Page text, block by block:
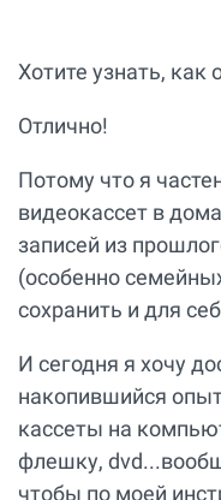
Хотите узнать, как
Отлично!
Потому что я
видеокассет в
записей из
(особенно
сохранить и для
И сегодня я хочу
накопившийся
кассеты на
флешку,
чтобы по моей